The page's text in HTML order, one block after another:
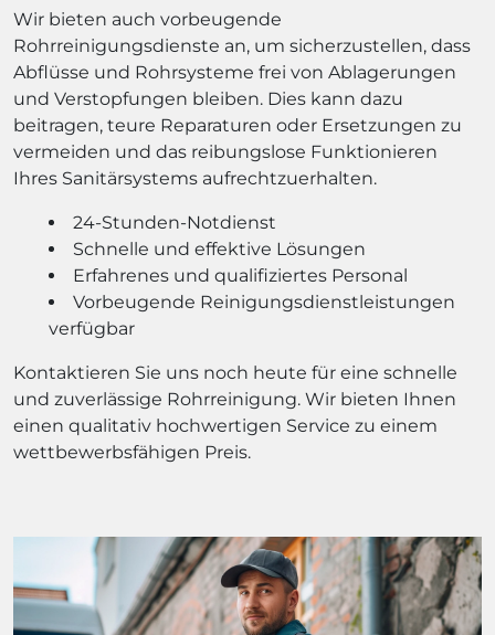
Wir bieten auch vorbeugende
Rohrreinigungsdienste an, um sicherzustellen, dass
Abflüsse und Rohrsysteme frei von Ablagerungen
und Verstopfungen bleiben. Dies kann dazu
beitragen, teure Reparaturen oder Ersetzungen zu
vermeiden und das reibungslose Funktionieren
Ihres Sanitärsystems aufrechtzuerhalten.
24-Stunden-Notdienst
Schnelle und effektive Lösungen
Erfahrenes und qualifiziertes Personal
Vorbeugende Reinigungsdienstleistungen
verfügbar
Kontaktieren Sie uns noch heute für eine schnelle
und zuverlässige Rohrreinigung. Wir bieten Ihnen
einen qualitativ hochwertigen Service zu einem
wettbewerbsfähigen Preis.